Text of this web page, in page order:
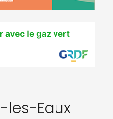
les-Eaux